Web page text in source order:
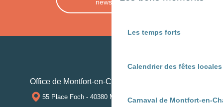
Les temps forts
Calendrier des fêtes
Carnaval de Montfort-en-
newsletter
Office de Montfort-en-Chalosse
55 Place Foch - 40380 MONTFORT-EN-CHALOSSE